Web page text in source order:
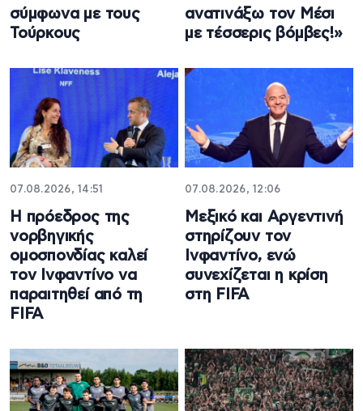
σύμφωνα με τους
Τούρκους
ανατινάξω τον Μέσι
με τέσσερις βόμβες!»
07.08.2026, 14:51
Η πρόεδρος της
νορβηγικής
ομοσπονδίας καλεί
τον Ινφαντίνο να
παραιτηθεί από τη
FIFA
07.08.2026, 12:06
Μεξικό και Αργεντινή
στηρίζουν τον
Ινφαντίνο, ενώ
συνεχίζεται η κρίση
στη FIFA